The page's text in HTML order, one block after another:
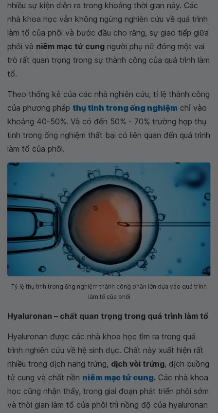
nhiều sự kiện diễn ra trong khoảng thời gian này. Các
nhà khoa học vẫn không ngừng nghiên cứu về quá trình
làm tổ của phôi và bước đầu cho rằng, sự giao tiếp giữa
phôi và niêm mạc tử cung người phụ nữ đóng một vai
trò rất quan trọng trong sự thành công của quá trình làm
tổ.
Theo thống kê của các nhà nghiên cứu, tỉ lệ thành công
của phương pháp thụ tinh trong ống nghiệm chỉ vào
khoảng 40-50%. Và có đến 50% - 70% trường hợp thụ
tinh trong ống nghiệm thất bại có liên quan đến quá trình
làm tổ của phôi.
Tỷ lệ thụ tinh trong ống nghiệm thành công phần lớn dựa vào quá trình
làm tổ của phổi
Hyaluronan – chất quan trọng trong quá trình làm tổ
Hyaluronan được các nhà khoa học tìm ra trong quá
trình nghiên cứu về hệ sinh dục. Chất này xuất hiện rất
nhiều trong dịch nang trứng, dịch vòi trứng, dịch buồng
tử cung và chất nền niêm mạc tử cung. Các nhà khoa
học cũng nhận thấy, trong giai đoạn phát triển phôi sớm
và thời gian làm tổ của phôi thì nồng độ của hyaluronan